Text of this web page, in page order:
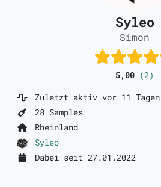
Syleo
Simon
5,00 (2)
Zuletzt aktiv vor 11 Tagen
28 Samples
Rheinland
Syleo
Dabei seit 27.01.2022